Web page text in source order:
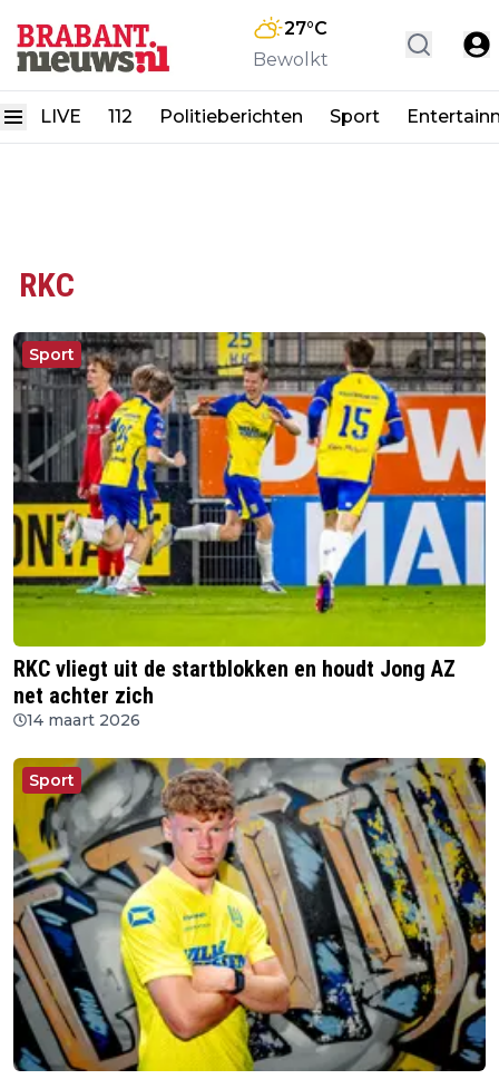
27°C
Bewolkt
LIVE 112 Politieberichten Sport
RKC
Sport
RKC vliegt uit de startblokken en houdt Jong AZ
net achter zich
14 maart 2026
Sport